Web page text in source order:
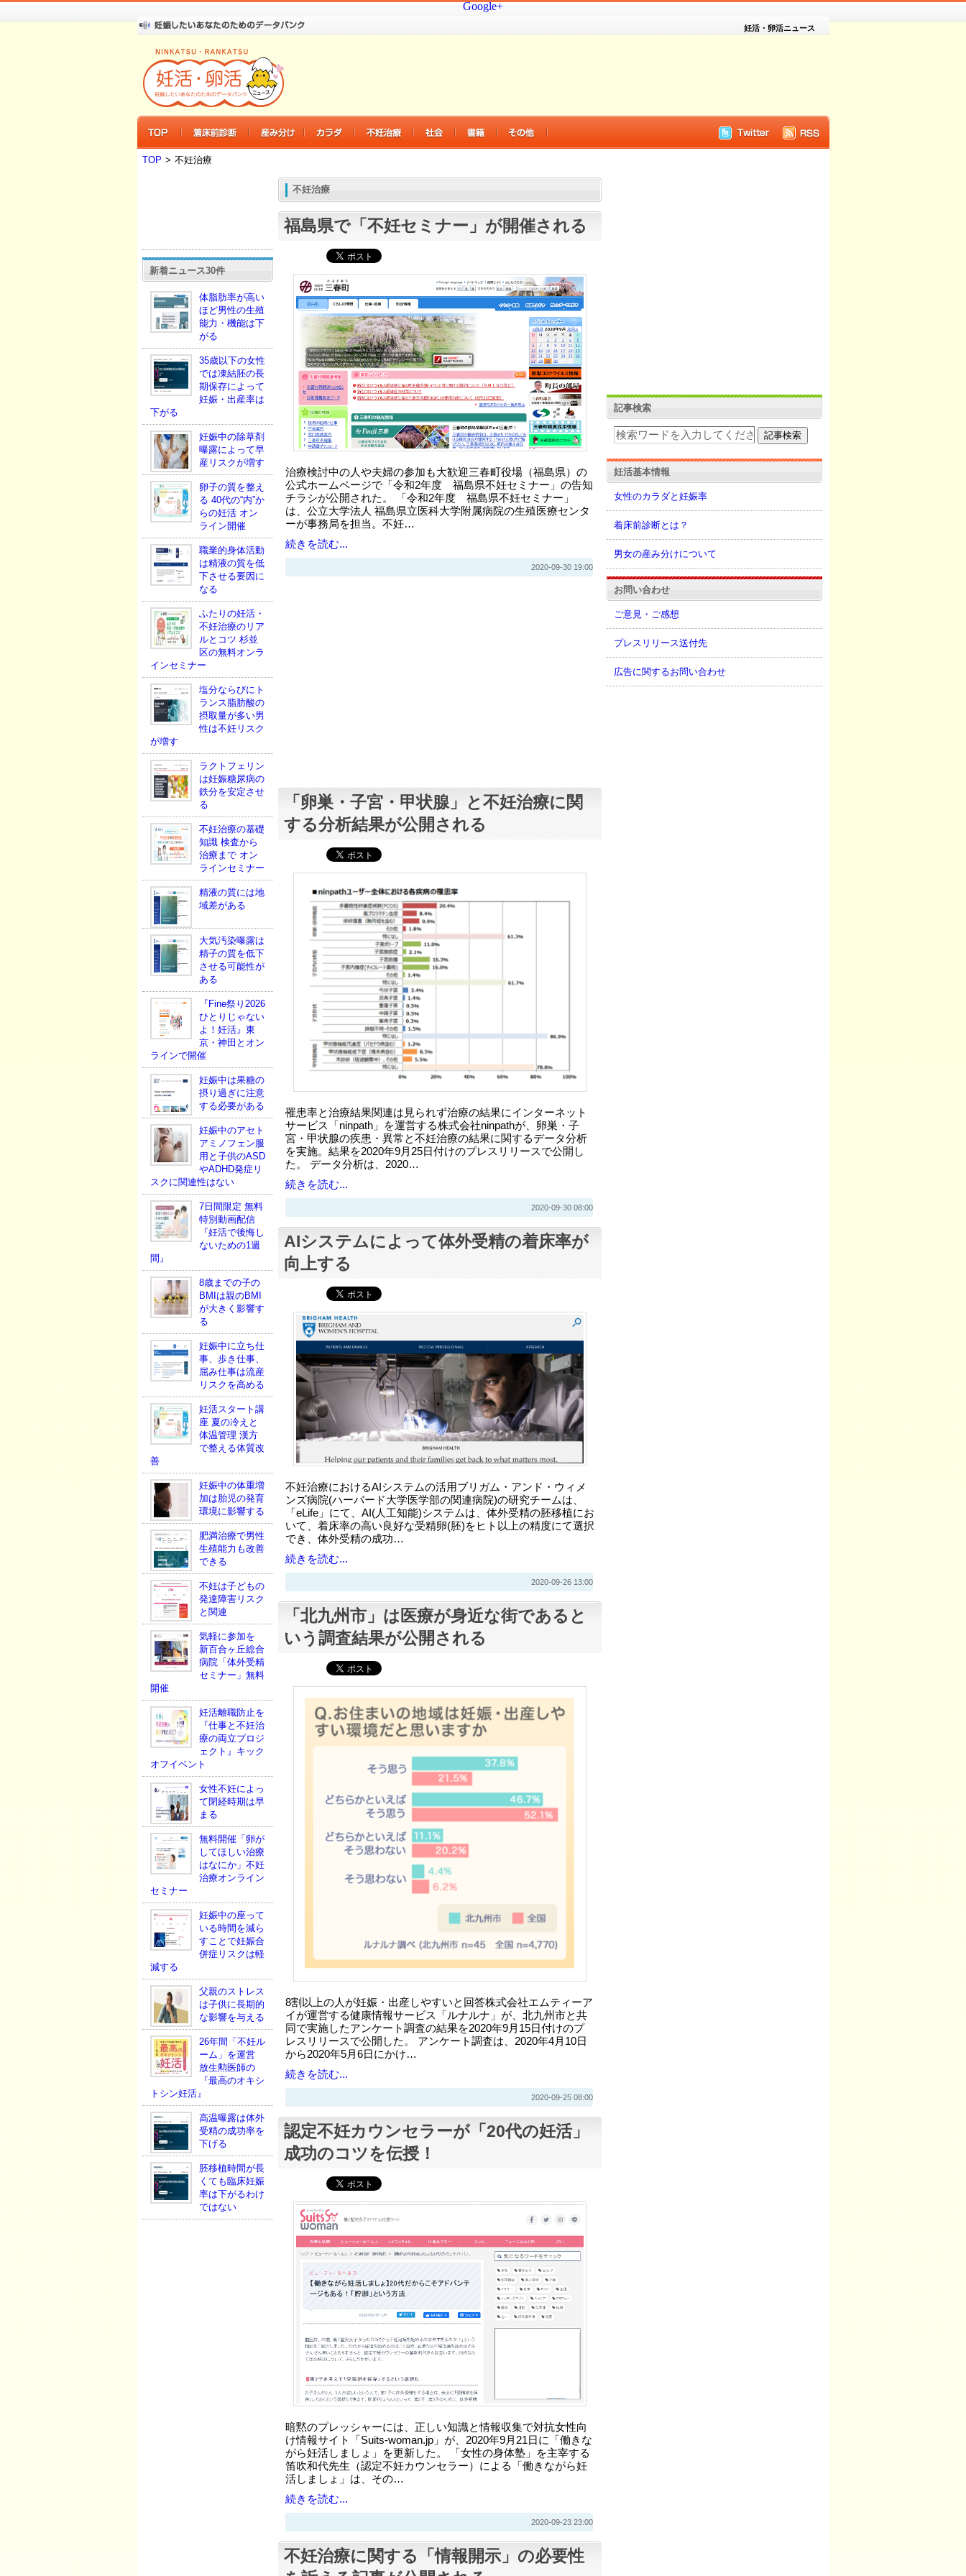
Google+
妊活・卵活ニュース
TOP > 不妊治療
新着ニュース30件
体脂肪率が高い
ほど男性の生殖
能力・機能は下
がる
35歳以下の女性
では凍結胚の長
期保存によって
妊娠・出産率は
下がる
妊娠中の除草剤
曝露によって早
産リスクが増す
卵子の質を整え
る 40代の“内”か
らの妊活 オン
ライン開催
職業的身体活動
は精液の質を低
下させる要因に
なる
ふたりの妊活・
不妊治療のリア
ルとコツ 杉並
区の無料オンラ
インセミナー
塩分ならびにト
ランス脂肪酸の
摂取量が多い男
性は不妊リスク
が増す
ラクトフェリン
は妊娠糖尿病の
鉄分を安定させ
る
不妊治療の基礎
知識 検査から
治療まで オン
ラインセミナー
精液の質には地
域差がある
大気汚染曝露は
精子の質を低下
させる可能性が
ある
『Fine祭り2026
ひとりじゃない
よ！妊活』東
京・神田とオン
ラインで開催
妊娠中は果糖の
摂り過ぎに注意
する必要がある
妊娠中のアセト
アミノフェン服
用と子供のASD
やADHD発症リ
スクに関連性はない
7日間限定 無料
特別動画配信
『妊活で後悔し
ないための1週
間』
8歳までの子の
BMIは親のBMI
が大きく影響す
る
妊娠中に立ち仕
事、歩き仕事、
屈み仕事は流産
リスクを高める
妊活スタート講
座 夏の冷えと
体温管理 漢方
で整える体質改
善
妊娠中の体重増
加は胎児の発育
環境に影響する
肥満治療で男性
生殖能力も改善
できる
不妊は子どもの
発達障害リスク
と関連
気軽に参加を
新百合ヶ丘総合
病院「体外受精
セミナー」無料
開催
妊活離職防止を
『仕事と不妊治
療の両立プロジ
ェクト』キック
オフイベント
女性不妊によっ
て閉経時期は早
まる
無料開催「卵が
してほしい治療
はなにか」不妊
治療オンライン
セミナー
妊娠中の座って
いる時間を減ら
すことで妊娠合
併症リスクは軽
減する
父親のストレス
は子供に長期的
な影響を与える
26年間「不妊ル
ーム」を運営
放生勲医師の
『最高のオキシ
トシン妊活』
高温曝露は体外
受精の成功率を
下げる
胚移植時間が長
くても臨床妊娠
率は下がるわけ
ではない
不妊治療
福島県で「不妊セミナー」が開催される
治療検討中の人や夫婦の参加も大歓迎三春町役場（福島県）の
公式ホームページで「令和2年度 福島県不妊セミナー」の告知
チラシが公開された。 「令和2年度 福島県不妊セミナー」
は、公立大学法人 福島県立医科大学附属病院の生殖医療センタ
ーが事務局を担当。不妊…
続きを読む...
2020-09-30 19:00
「卵巣・子宮・甲状腺」と不妊治療に関
する分析結果が公開される
罹患率と治療結果関連は見られず治療の結果にインターネット
サービス「ninpath」を運営する株式会社ninpathが、卵巣・子
宮・甲状腺の疾患・異常と不妊治療の結果に関するデータ分析
を実施。結果を2020年9月25日付けのプレスリリースで公開し
た。 データ分析は、2020…
続きを読む...
2020-09-30 08:00
AIシステムによって体外受精の着床率が
向上する
不妊治療におけるAIシステムの活用ブリガム・アンド・ウィメ
ンズ病院(ハーバード大学医学部の関連病院)の研究チームは、
「eLife」にて、AI(人工知能)システムは、体外受精の胚移植にお
いて、着床率の高い良好な受精卵(胚)をヒト以上の精度にて選択
でき、体外受精の成功…
続きを読む...
2020-09-26 13:00
「北九州市」は医療が身近な街であると
いう調査結果が公開される
8割以上の人が妊娠・出産しやすいと回答株式会社エムティーア
イが運営する健康情報サービス「ルナルナ」が、北九州市と共
同で実施したアンケート調査の結果を2020年9月15日付けのプ
レスリリースで公開した。 アンケート調査は、2020年4月10日
から2020年5月6日にかけ…
続きを読む...
2020-09-25 08:00
認定不妊カウンセラーが「20代の妊活」
成功のコツを伝授！
暗黙のプレッシャーには、正しい知識と情報収集で対抗女性向
け情報サイト「Suits-woman.jp」が、2020年9月21日に「働きな
がら妊活しましょ」を更新した。 「女性の身体塾」を主宰する
笛吹和代先生（認定不妊カウンセラー）による「働きながら妊
活しましょ」は、その…
続きを読む...
2020-09-23 23:00
不妊治療に関する「情報開示」の必要性
記事検索
妊活基本情報
女性のカラダと妊娠率
着床前診断とは？
男女の産み分けについて
お問い合わせ
ご意見・ご感想
プレスリリース送付先
広告に関するお問い合わせ